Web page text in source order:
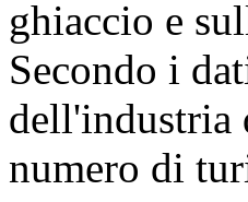
ghiaccio e
Secondo i
dell'industria
numero di